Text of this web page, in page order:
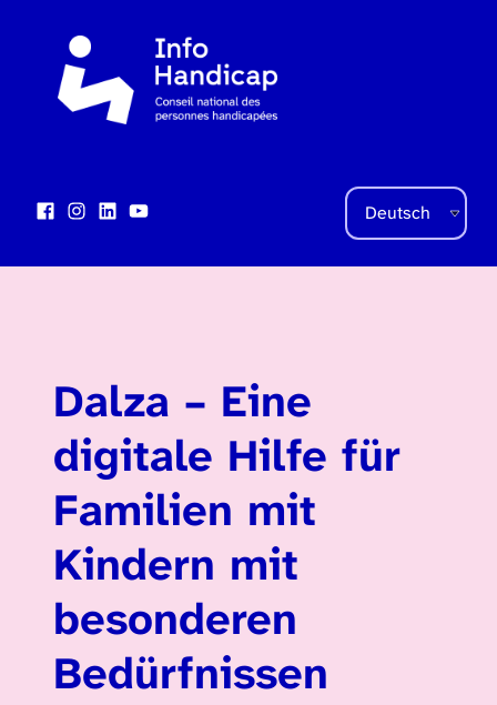
Social Links
Facebook
Instagram
LinkedInYouTube
Sprache auswählen
Dalza – Eine
digitale Hilfe für
Familien mit
Kindern mit
besonderen
Bedürfnissen